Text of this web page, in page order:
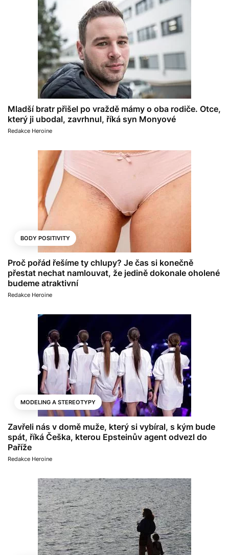
Mladší bratr přišel po vraždě mámy o oba rodiče. Otce,
který ji ubodal, zavrhnul, říká syn Monyové
Redakce Heroine
BODY POSITIVITY
Proč pořád řešíme ty chlupy? Je čas si konečně
přestat nechat namlouvat, že jedině dokonale oholené
budeme atraktivní
Redakce Heroine
MODELING A STEREOTYPY
Zavřeli nás v domě muže, který si vybíral, s kým bude
spát, říká Češka, kterou Epsteinův agent odvezl do
Paříže
Redakce Heroine